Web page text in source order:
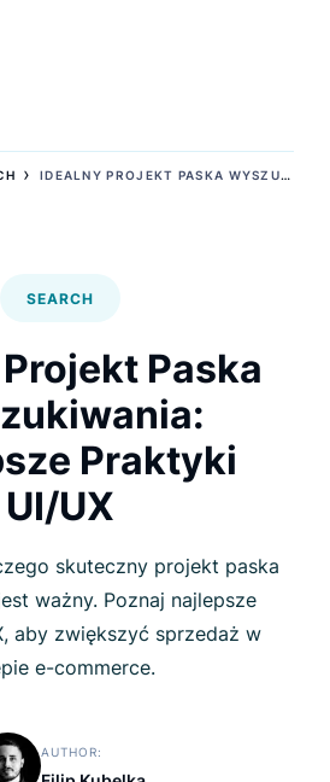
› IDEALNY PROJEKT PASKA WYSZUKIWANIA: NAJLEPSZE PRAKTYKI UI/UX
SEARCH
Paska
Praktyki
UI/UX
skuteczny projekt paska
ważny. Poznaj najlepsze
aby zwiększyć sprzedaż w
e-commerce.
AUTHOR